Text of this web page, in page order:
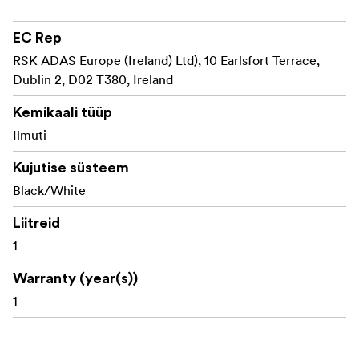
EC Rep
RSK ADAS Europe (Ireland) Ltd), 10 Earlsfort Terrace,
Dublin 2, D02 T380, Ireland
Kemikaali tüüp
Ilmuti
Kujutise süsteem
Black/White
Liitreid
1
Warranty (year(s))
1